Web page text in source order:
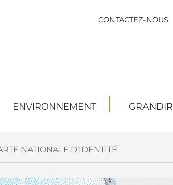
CONTACTEZ-NOUS
ENVIRONNEMENT GRANDIR
NATIONALE D’IDENTITÉ